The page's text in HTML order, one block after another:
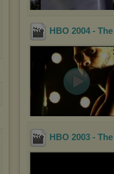
HBO 2004 -
HBO 2003 -